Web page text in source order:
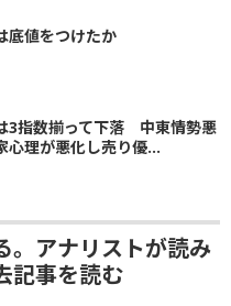
底値をつけたか
3指数揃って下落 中東情勢悪
心理が悪化し売り優...
。アナリストが読み
記事を読む